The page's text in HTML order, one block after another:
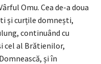
Omu. Cea de-a doua
și curțile domnești,
continuând cu
cel al Brătienilor,
și în